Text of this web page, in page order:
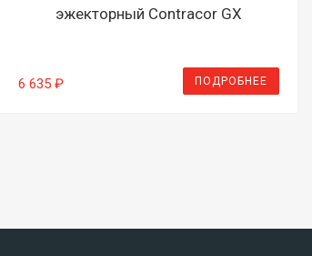
эжекторный Contracor GX
6 635 ₽ ПОДРОБНЕЕ